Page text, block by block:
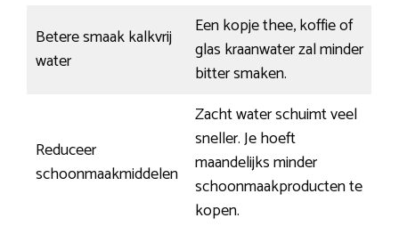
Betere smaak kalkvrij
water
Een kopje thee, koffie of
glas kraanwater zal minder
bitter smaken.
Reduceer
schoonmaakmiddelen
Zacht water schuimt veel
sneller. Je hoeft
maandelijks minder
schoonmaakproducten te
kopen.